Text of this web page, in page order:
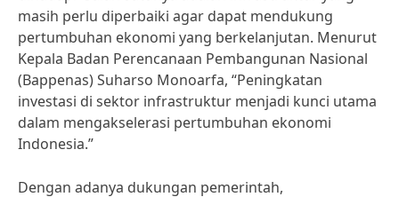
masih perlu diperbaiki agar dapat mendukung
pertumbuhan ekonomi yang berkelanjutan. Menurut
Kepala Badan Perencanaan Pembangunan Nasional
(Bappenas) Suharso Monoarfa, “Peningkatan
investasi di sektor infrastruktur menjadi kunci utama
dalam mengakselerasi pertumbuhan ekonomi
Indonesia.”
Dengan adanya dukungan pemerintah,